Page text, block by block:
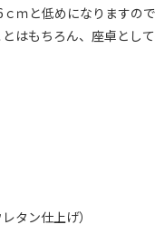
ｍと低めになりますの
はもちろん、座卓として
タン仕上げ）